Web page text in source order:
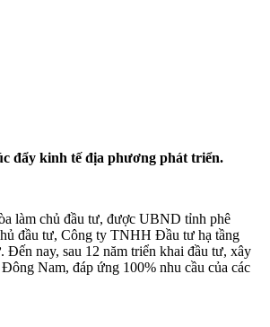
đẩy kinh tế địa phương phát triển.
làm chủ đầu tư, được UBND tỉnh phê
đầu tư, Công ty TNHH Đầu tư hạ tầng
nay, sau 12 năm triển khai đầu tư, xây
Nam, đáp ứng 100% nhu cầu của các